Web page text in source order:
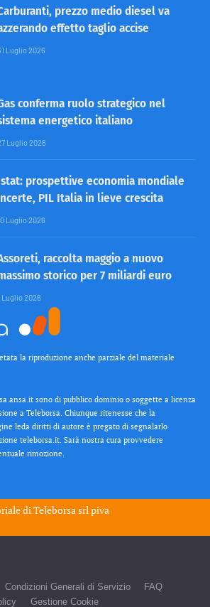
prezzo medio diesel va
effetto taglio accise
Luglio 2026
conferma ruolo strategico nel
energetico italiano
Luglio 2026
prospettive economia mondiale
PIL Italia in lieve crescita
Luglio 2026
raccolta maggio a nuovo
storico per 7 miliardi euro
Luglio 2026
la riproduzione anche parziale del materiale
sono di pubblico dominio o soggette a licenza
a Teleborsa. Chiunque ritenesse che la
leda diritti di autore è pregato di segnalarlo
teleborsa.it. Sarà nostra cura provvedere
rimozione.
diTeleborsa srlpiva
Condizioni Generali di Servizio
FAQ
Gestione Cookie